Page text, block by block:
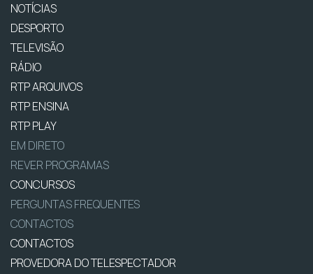
NOTÍCIAS
DESPORTO
TELEVISÃO
RÁDIO
RTP ARQUIVOS
RTP ENSINA
RTP PLAY
EM DIRETO
REVER PROGRAMAS
CONCURSOS
PERGUNTAS FREQUENTES
CONTACTOS
CONTACTOS
PROVEDORA DO TELESPECTADOR